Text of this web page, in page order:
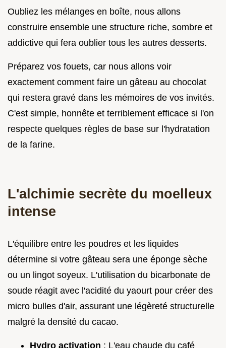
Oubliez les mélanges en boîte, nous allons
construire ensemble une structure riche, sombre et
addictive qui fera oublier tous les autres desserts.
Préparez vos fouets, car nous allons voir
exactement comment faire un gâteau au chocolat
qui restera gravé dans les mémoires de vos invités.
C'est simple, honnête et terriblement efficace si l'on
respecte quelques règles de base sur l'hydratation
de la farine.
L'alchimie secrète du moelleux
intense
L'équilibre entre les poudres et les liquides
détermine si votre gâteau sera une éponge sèche
ou un lingot soyeux. L'utilisation du bicarbonate de
soude réagit avec l'acidité du yaourt pour créer des
micro bulles d'air, assurant une légèreté structurelle
malgré la densité du cacao.
Hydro activation : L'eau chaude du café